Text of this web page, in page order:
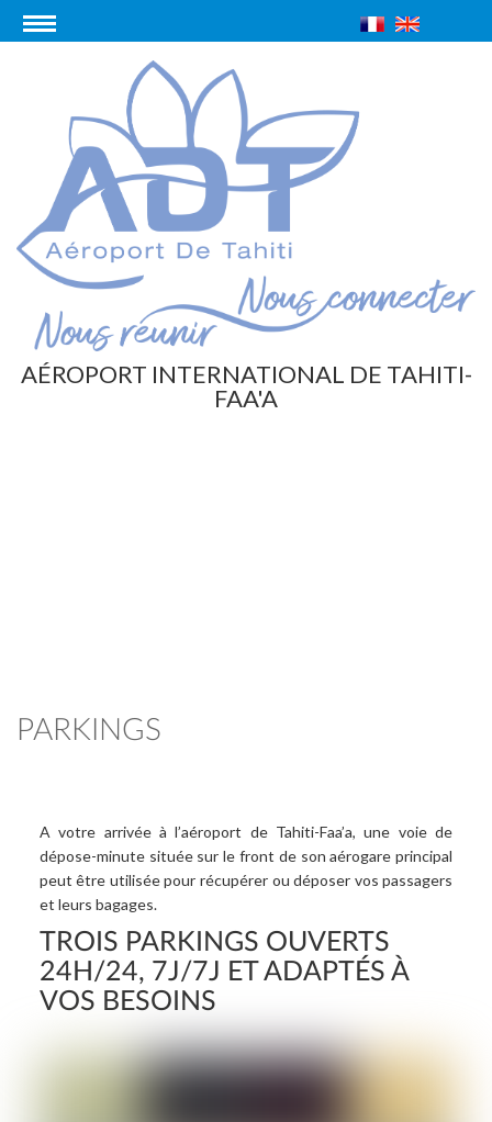
AÉROPORT INTERNATIONAL DE TAHITI-
FAA'A
PARKINGS
A votre arrivée à l’aéroport de Tahiti-Faa’a, une voie de
dépose-minute située sur le front de son aérogare principal
peut être utilisée pour récupérer ou déposer vos passagers
et leurs bagages.
TROIS PARKINGS OUVERTS
24H/24, 7J/7J ET ADAPTÉS À
VOS BESOINS